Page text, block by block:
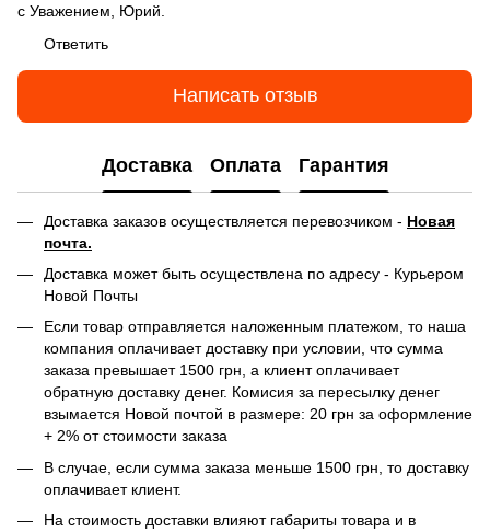
с Уважением, Юрий.
Ответить
Написать отзыв
Доставка Оплата Гарантия
Доставка заказов осуществляется перевозчиком - Новая
почта.
Доставка может быть осуществлена по адресу - Курьером
Новой Почты
Если товар отправляется наложенным платежом, то наша
компания оплачивает доставку при условии, что сумма
заказа превышает 1500 грн, а клиент оплачивает
обратную доставку денег. Комисия за пересылку денег
взымается Новой почтой в размере: 20 грн за оформление
+ 2% от стоимости заказа
В случае, если сумма заказа меньше 1500 грн, то доставку
оплачивает клиент.
На стоимость доставки влияют габариты товара и в